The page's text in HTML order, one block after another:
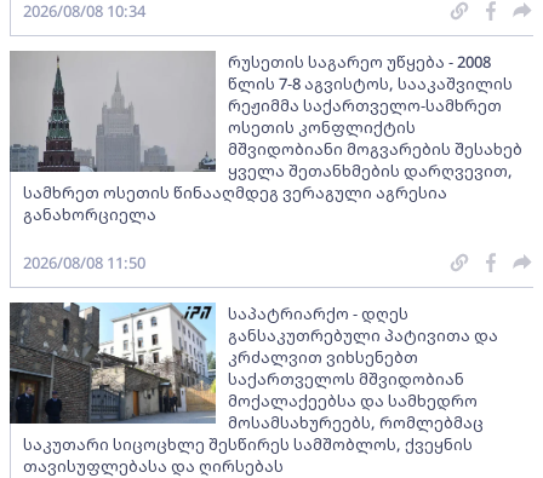
2026/08/08 10:34
რუსეთის საგარეო უწყება - 2008
წლის 7-8 აგვისტოს, სააკაშვილის
რეჟიმმა საქართველო-სამხრეთ
ოსეთის კონფლიქტის
მშვიდობიანი მოგვარების შესახებ
ყველა შეთანხმების დარღვევით,
სამხრეთ ოსეთის წინააღმდეგ ვერაგული აგრესია
განახორციელა
2026/08/08 11:50
საპატრიარქო - დღეს
განსაკუთრებული პატივითა და
კრძალვით ვიხსენებთ
საქართველოს მშვიდობიან
მოქალაქეებსა და სამხედრო
მოსამსახურეებს, რომლებმაც
საკუთარი სიცოცხლე შესწირეს სამშობლოს, ქვეყნის
თავისუფლებასა და ღირსებას